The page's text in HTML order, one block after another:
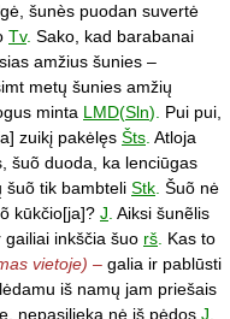
šunès puodan suvertė
Tv. Sako, kad barabanai
amžius šunies –
metų šunies amžių
minta LMD(Sln). Pui pui,
zuikį pakėlęs Šts. Atloja
šuõ duoda, ka lenciūgas
šuõ tik bambteli Stk. Šuõ nė
kūkčio[ja]? J. Aiksi šunẽlis
gailiai inkščia šuo rš. Kas to
vietoje) – galia ir pablūsti
iš namų jam priešais
nepasilieka nė iš pėdos J.